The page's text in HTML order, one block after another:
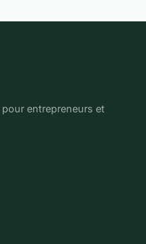
entrepreneurs et